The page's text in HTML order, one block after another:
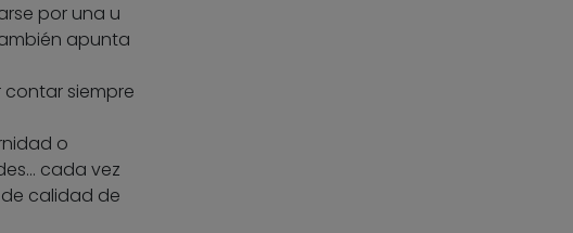
por una u
apunta
contar siempre
o
cada vez
calidad de